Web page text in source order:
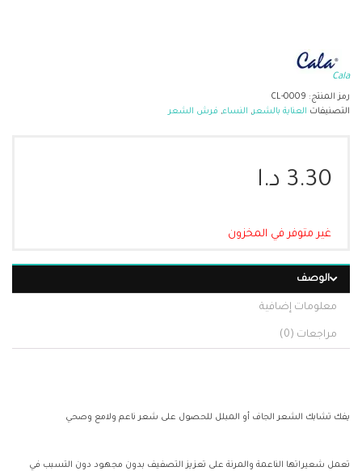
Cala
رمز المنتج: CL-0009
التصنيفات العناية بالشعر, النساء, فرش الشعر
3.30 د.ا
غير متوفر في المخزون
الوصف
معلومات إضافية
مراجعات (0)
يفك تشابك الشعر الجاف أو المبلل للحصول على شعر ناعم ولامع وصحي
تعمل شعيراتها الناعمة والمرنة على تعزيز التصفيف بدون مجهود دون التسبب في